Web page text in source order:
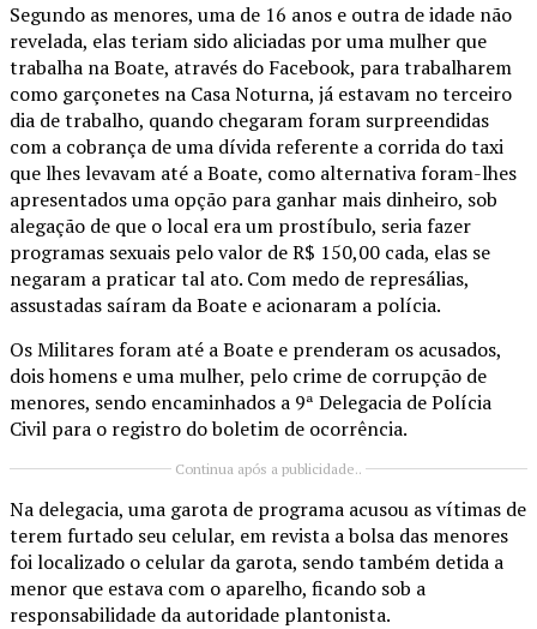
Segundo as menores, uma de 16 anos e outra de idade não
revelada, elas teriam sido aliciadas por uma mulher que
trabalha na Boate, através do Facebook, para trabalharem
como garçonetes na Casa Noturna, já estavam no terceiro
dia de trabalho, quando chegaram foram surpreendidas
com a cobrança de uma dívida referente a corrida do taxi
que lhes levavam até a Boate, como alternativa foram-lhes
apresentados uma opção para ganhar mais dinheiro, sob
alegação de que o local era um prostíbulo, seria fazer
programas sexuais pelo valor de R$ 150,00 cada, elas se
negaram a praticar tal ato. Com medo de represálias,
assustadas saíram da Boate e acionaram a polícia.
Os Militares foram até a Boate e prenderam os acusados,
dois homens e uma mulher, pelo crime de corrupção de
menores, sendo encaminhados a 9ª Delegacia de Polícia
Civil para o registro do boletim de ocorrência.
Continua após a publicidade..
Na delegacia, uma garota de programa acusou as vítimas de
terem furtado seu celular, em revista a bolsa das menores
foi localizado o celular da garota, sendo também detida a
menor que estava com o aparelho, ficando sob a
responsabilidade da autoridade plantonista.